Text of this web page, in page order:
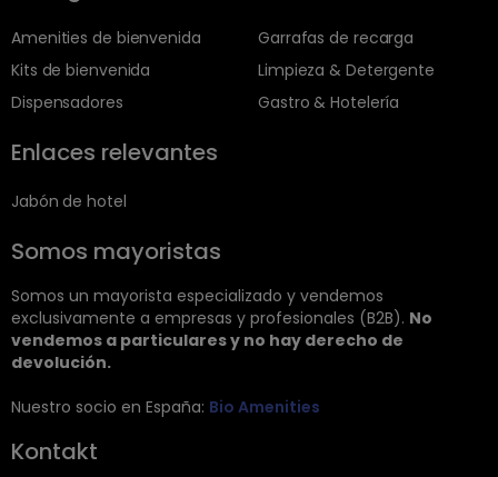
Amenities de bienvenida
Kits de bienvenida
Dispensadores
Garrafas de recarga
Limpieza & Detergente
Gastro & Hotelería
Enlaces relevantes
Jabón de hotel
Somos mayoristas
Somos un mayorista especializado y vendemos
exclusivamente a empresas y profesionales (B2B). No
vendemos a particulares y no hay derecho de
devolución.
Nuestro socio en España: Bio Amenities
Kontakt